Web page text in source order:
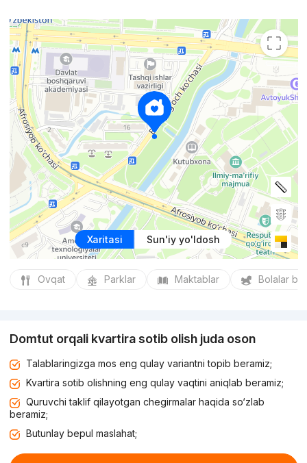
Xaritasi Sun'iy yo'ldosh
Ovqat Parklar Maktablar Bolalar
Domtut orqali kvartira sotib olish juda oson
Talablaringizga mos eng qulay variantni topib beramiz;
Kvartira sotib olishning eng qulay vaqtini aniqlab beramiz;
Quruvchi taklif qilayotgan chegirmalar haqida so‘zlab
beramiz;
Butunlay bepul maslahat;